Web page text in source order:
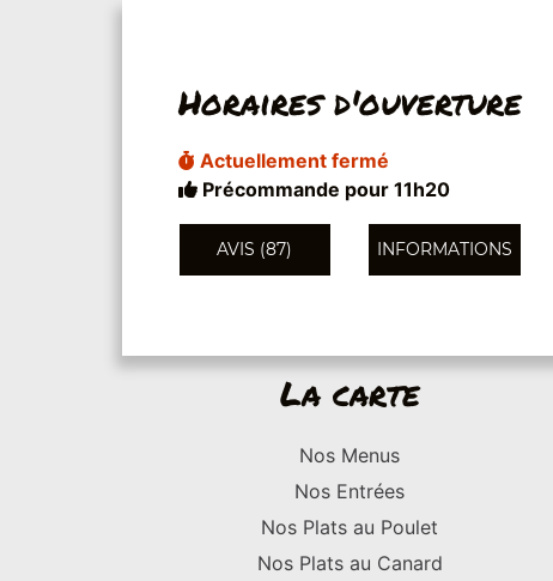
Horaires d'ouverture
Actuellement fermé
Précommande pour 11h20
AVIS (87) INFORMATIONS
La carte
Nos Menus
Nos Entrées
Nos Plats au Poulet
Nos Plats au Canard